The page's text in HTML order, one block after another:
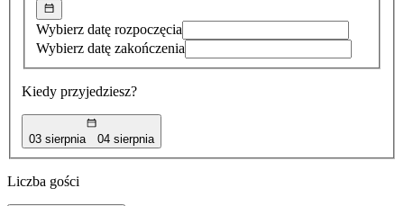
Wybierz datę rozpoczęcia
Wybierz datę zakończenia
Kiedy przyjedziesz?
03 sierpnia 04 sierpnia
Liczba gości